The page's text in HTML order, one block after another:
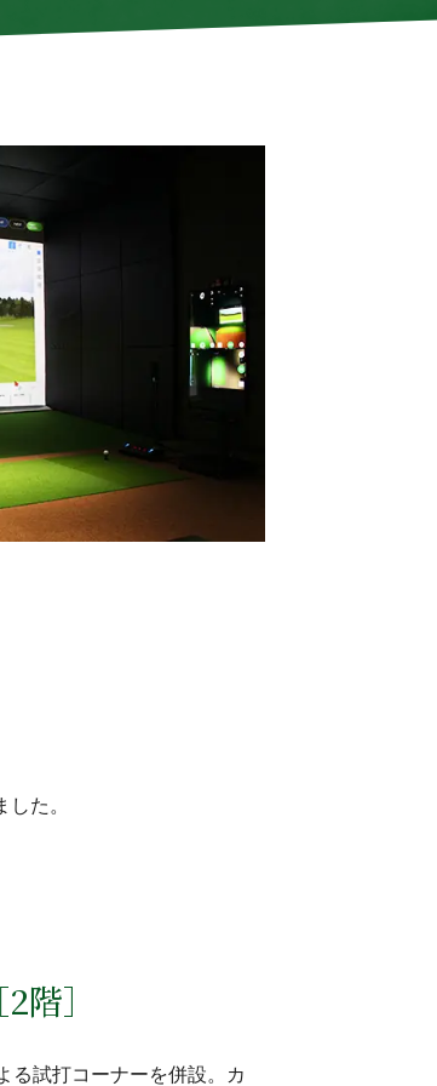
た。
］
る試打コーナーを併設。カ